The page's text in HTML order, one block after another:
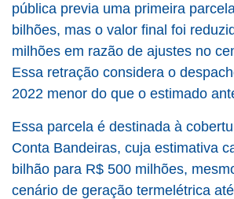
pública previa uma primeira
bilhões, mas o valor final foi
milhões em razão de ajustes no
Essa retração considera o
2022 menor do que o estimado
Essa parcela é destinada à
Conta Bandeiras, cuja estimativa
bilhão para R$ 500 milhões,
cenário de geração termelétrica